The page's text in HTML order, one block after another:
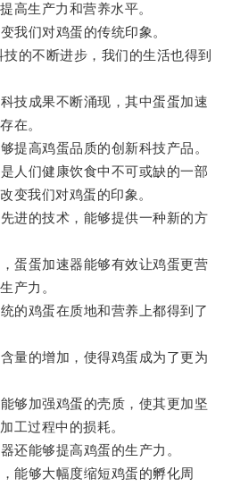
高生产力和营养水平。
们对鸡蛋的传统印象。
不断进步，我们的生活也得到
成果不断涌现，其中蛋蛋加速
在。
高鸡蛋品质的创新科技产品。
们健康饮食中不可或缺的一部
变我们对鸡蛋的印象。
的技术，能够提供一种新的方
蛋加速器能够有效让鸡蛋更营
产力。
鸡蛋在质地和营养上都得到了
的增加，使得鸡蛋成为了更为
加强鸡蛋的壳质，使其更加坚
工过程中的损耗。
能够提高鸡蛋的生产力。
够大幅度缩短鸡蛋的孵化周